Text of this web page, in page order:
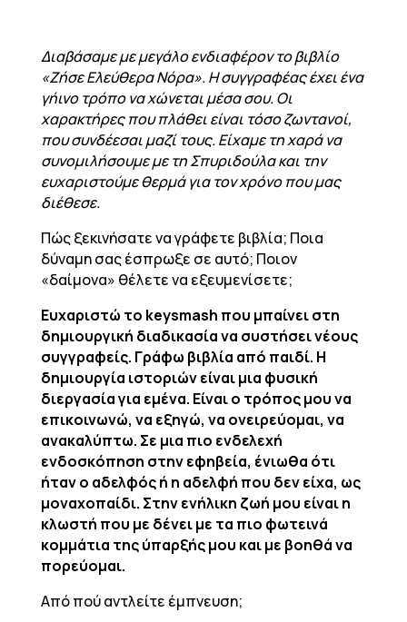
Διαβάσαμε με μεγάλο ενδιαφέρον το βιβλίο
«Ζήσε Ελεύθερα Νόρα». Η συγγραφέας έχει ένα
γήινο τρόπο να χώνεται μέσα σου. Οι
χαρακτήρες που πλάθει είναι τόσο ζωντανοί,
που συνδέεσαι μαζί τους. Είχαμε τη χαρά να
συνομιλήσουμε με τη Σπυριδούλα και την
ευχαριστούμε θερμά για τον χρόνο που μας
διέθεσε.
Πώς ξεκινήσατε να γράφετε βιβλία; Ποια
δύναμη σας έσπρωξε σε αυτό; Ποιον
«δαίμονα» θέλετε να εξευμενίσετε;
Ευχαριστώ το keysmash που μπαίνει στη
δημιουργική διαδικασία να συστήσει νέους
συγγραφείς. Γράφω βιβλία από παιδί. Η
δημιουργία ιστοριών είναι μια φυσική
διεργασία για εμένα. Είναι ο τρόπος μου να
επικοινωνώ, να εξηγώ, να ονειρεύομαι, να
ανακαλύπτω. Σε μια πιο ενδελεχή
ενδοσκόπηση στην εφηβεία, ένιωθα ότι
ήταν ο αδελφός ή η αδελφή που δεν είχα, ως
μοναχοπαίδι. Στην ενήλικη ζωή μου είναι η
κλωστή που με δένει με τα πιο φωτεινά
κομμάτια της ύπαρξής μου και με βοηθά να
πορεύομαι.
Από πού αντλείτε έμπνευση;